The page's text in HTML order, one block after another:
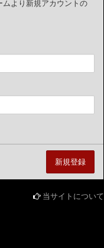
ムより新規アカウントの
当サイトについて